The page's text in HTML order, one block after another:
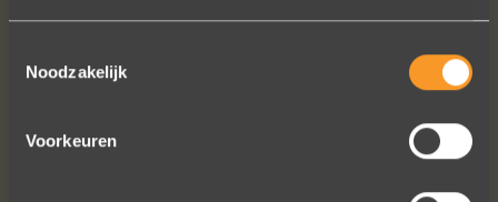
Noodzakelijk
Voorkeuren
trouwring heb ik nu aan mn andere